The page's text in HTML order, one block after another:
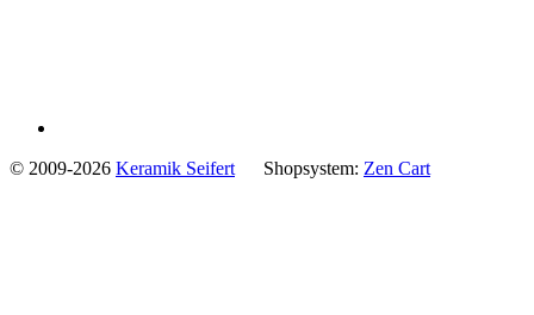
© 2009-2026 Keramik Seifert Shopsystem: Zen Cart